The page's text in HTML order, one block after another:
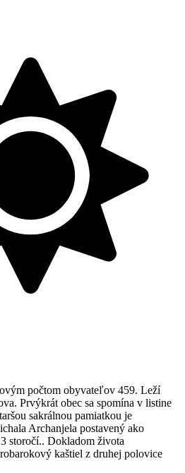
počtom obyvateľov 459. Leží
Prvýkrát obec sa spomína v listine
sakrálnou pamiatkou je
Archanjela postavený ako
storočí.. Dokladom života
kaštiel z druhej polovice